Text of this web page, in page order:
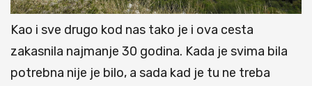
Kao i sve drugo kod nas tako je i ova cesta
zakasnila najmanje 30 godina. Kada je svima bila
potrebna nije je bilo, a sada kad je tu ne treba